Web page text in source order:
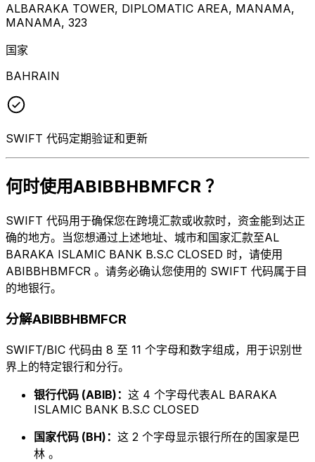
ALBARAKA TOWER, DIPLOMATIC AREA, MANAMA,
MANAMA, 323
国家
BAHRAIN
SWIFT 代码定期验证和更新
何时使用ABIBBHBMFCR ？
SWIFT 代码用于确保您在跨境汇款或收款时，资金能到达正
确的地方。当您想通过上述地址、城市和国家汇款至AL
BARAKA ISLAMIC BANK B.S.C CLOSED 时，请使用
ABIBBHBMFCR 。请务必确认您使用的 SWIFT 代码属于目
的地银行。
分解ABIBBHBMFCR
SWIFT/BIC 代码由 8 至 11 个字母和数字组成，用于识别世
界上的特定银行和分行。
银行代码 (ABIB)： 这 4 个字母代表AL BARAKA
ISLAMIC BANK B.S.C CLOSED
国家代码 (BH)： 这 2 个字母显示银行所在的国家是巴
林 。